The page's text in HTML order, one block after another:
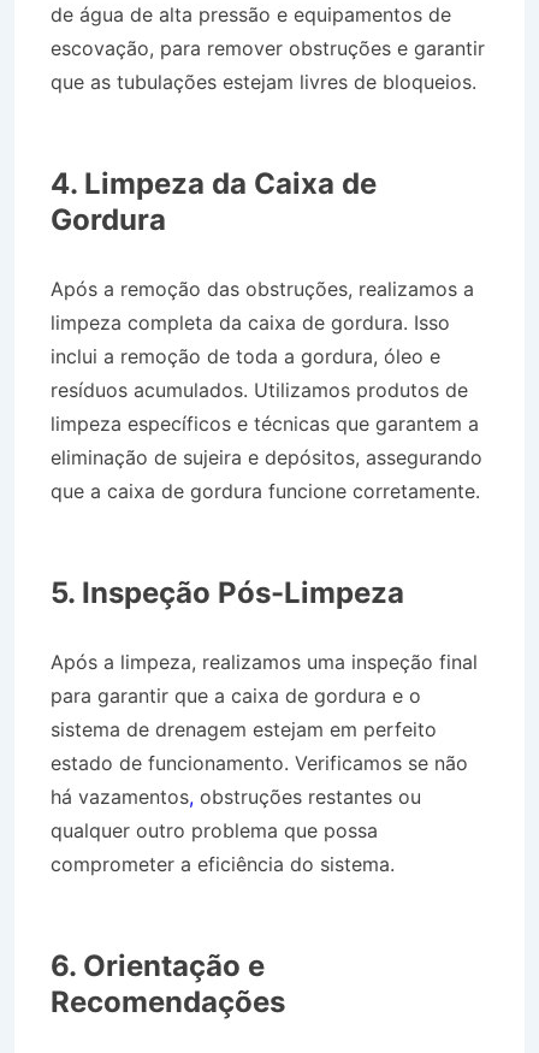
de água de alta pressão e equipamentos de
escovação, para remover obstruções e garantir
que as tubulações estejam livres de bloqueios.
4. Limpeza da Caixa de
Gordura
Após a remoção das obstruções, realizamos a
limpeza completa da caixa de gordura. Isso
inclui a remoção de toda a gordura, óleo e
resíduos acumulados. Utilizamos produtos de
limpeza específicos e técnicas que garantem a
eliminação de sujeira e depósitos, assegurando
que a caixa de gordura funcione corretamente.
5. Inspeção Pós-Limpeza
Após a limpeza, realizamos uma inspeção final
para garantir que a caixa de gordura e o
sistema de drenagem estejam em perfeito
estado de funcionamento. Verificamos se não
há vazamentos, obstruções restantes ou
qualquer outro problema que possa
comprometer a eficiência do sistema.
6. Orientação e
Recomendações